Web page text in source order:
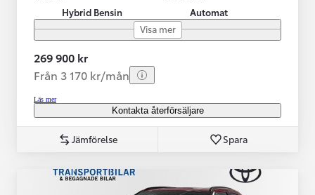
Hybrid Bensin
Automat
Visa mer
269 900 kr
Från 3 170 kr/mån
Läs mer
Kontakta återförsäljare
Jämförelse Spara